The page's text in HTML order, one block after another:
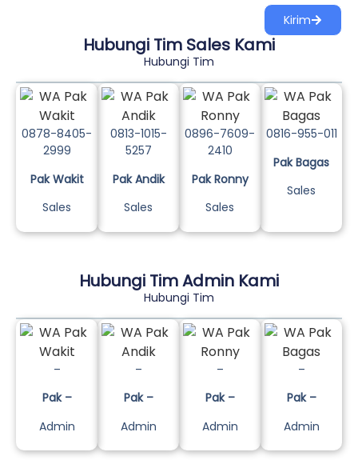
Kirim
Hubungi Tim Sales Kami
Hubungi Tim
0878-8405-
2999
Pak Wakit
Sales
0813-1015-
5257
Pak Andik
Sales
0896-7609-
2410
Pak Ronny
Sales
0816-955-011
Pak Bagas
Sales
Hubungi Tim Admin Kami
Hubungi Tim
–
Pak –
Admin
–
Pak –
Admin
–
Pak –
Admin
–
Pak –
Admin